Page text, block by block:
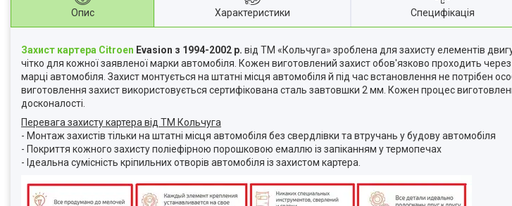
Опис Характеристики Специфікація
Захист картера Citroen Evasion з 1994-2002 р. від ТМ «Кольчуга» зроблена для захисту елементів
чітко для кожної заявленої марки автомобіля. Кожен виготовлений захист обов'язково проходить через
марці автомобіля. Захист монтується на штатні місця автомобіля й під час встановлення не потрібен
виготовлення захист використовується сертифікована сталь завтовшки 2 мм. Кожен процес
досконалості.
Перевага захисту картера від ТМ Кольчуга
- Монтаж захистів тільки на штатні місця автомобіля без свердлівки та втручань у будову автомобіля
- Покриття кожного захисту поліефірною порошковою емаллю із запіканням у термопечах
- Ідеальна сумісність кріпильних отворів автомобіля із захистом картера.